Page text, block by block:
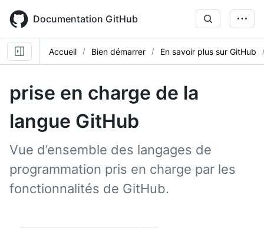
main
content
Documentation GitHub
Accueil Bien démarrer En savoir plus sur GitHub
prise en charge de la
langue GitHub
Vue d’ensemble des langages de
programmation pris en charge par les
fonctionnalités de GitHub.